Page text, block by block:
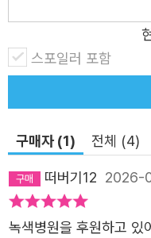
람’은 인간을 인간이게
는 이들을 모았다. 이들
행”이며 “흩어진 존재
단”이자 “콘크리트같이
득이 아니라 무른 밥”
야 한다는 말만 매미 울
하게 먹이려고”매일 밥
곱에 배 농사를 물려받고
스피커가 된 청년 농부
스포일러 포함
구매자 (1) 전체 (4)
떠버기12 2026-
녹색병원을 후원하고 있